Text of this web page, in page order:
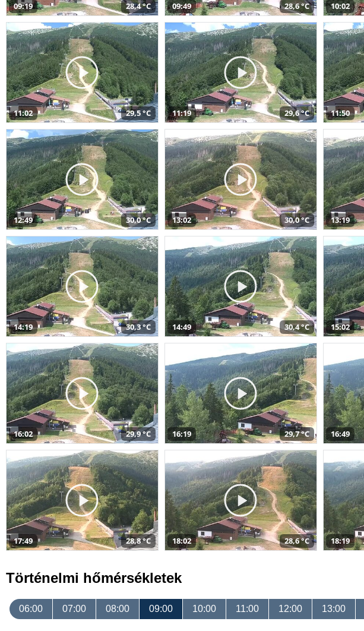
09:19 28,4 °C 09:49 28,6 °C 10:02
11:02 29,5 °C 11:19 29,6 °C 11:50
12:49 30,0 °C 13:02 30,0 °C 13:19
14:19 30,3 °C 14:49 30,4 °C 15:02
16:02 29,9 °C 16:19 29,7 °C 16:49
17:49 28,8 °C 18:02 28,6 °C 18:19
Történelmi hőmérsékletek
06:00 07:00 08:00 09:00 10:00 11:00 12:00 13:00